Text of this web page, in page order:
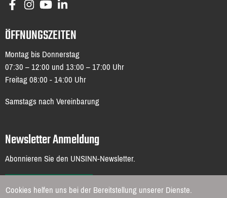
ÖFFNUNGSZEITEN
Montag bis Donnerstag
07:30 – 12:00 und 13:00 – 17:00 Uhr
Freitag 08:00 - 14:00 Uhr
Samstags nach Vereinbarung
Newsletter Anmeldung
Abonnieren Sie den UNSINN-Newsletter.
ZUR ANMELDUNG
Cookies helfen uns bei der Bereitstellung unserer Dienste.